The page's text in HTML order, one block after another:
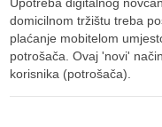
domicilnom tržištu treba
plaćanje mobitelom
potrošača. Ovaj 'novi'
korisnika (potrošača).